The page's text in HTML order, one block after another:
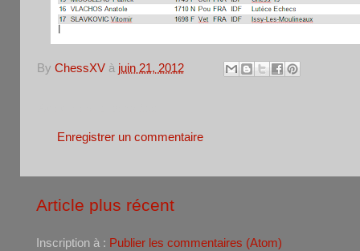
By ChessXV à juin 21, 2012
Enregistrer un commentaire
Article plus récent
Inscription à : Publier les commentaires (Atom)